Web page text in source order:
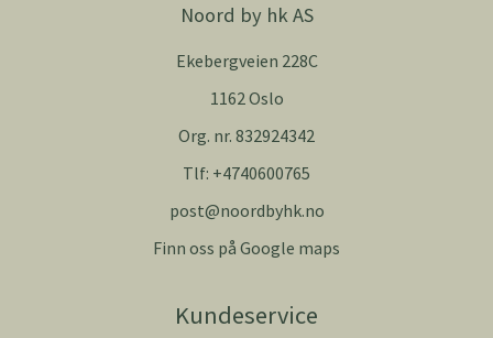
Noord by hk AS
Ekebergveien 228C
1162 Oslo
Org. nr. 832924342
Tlf: +4740600765
post@noordbyhk.no
Finn oss på Google maps
Kundeservice